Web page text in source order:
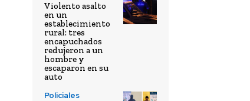
Violento asalto
en un
establecimiento
rural: tres
encapuchados
redujeron a un
hombre y
escaparon en su
auto
Policiales